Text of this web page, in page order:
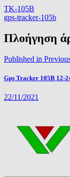
TK-105B
gps-tracker-105b
Πλοήγηση
Published in
Gps Tracker 105B 12-
22/11/2021